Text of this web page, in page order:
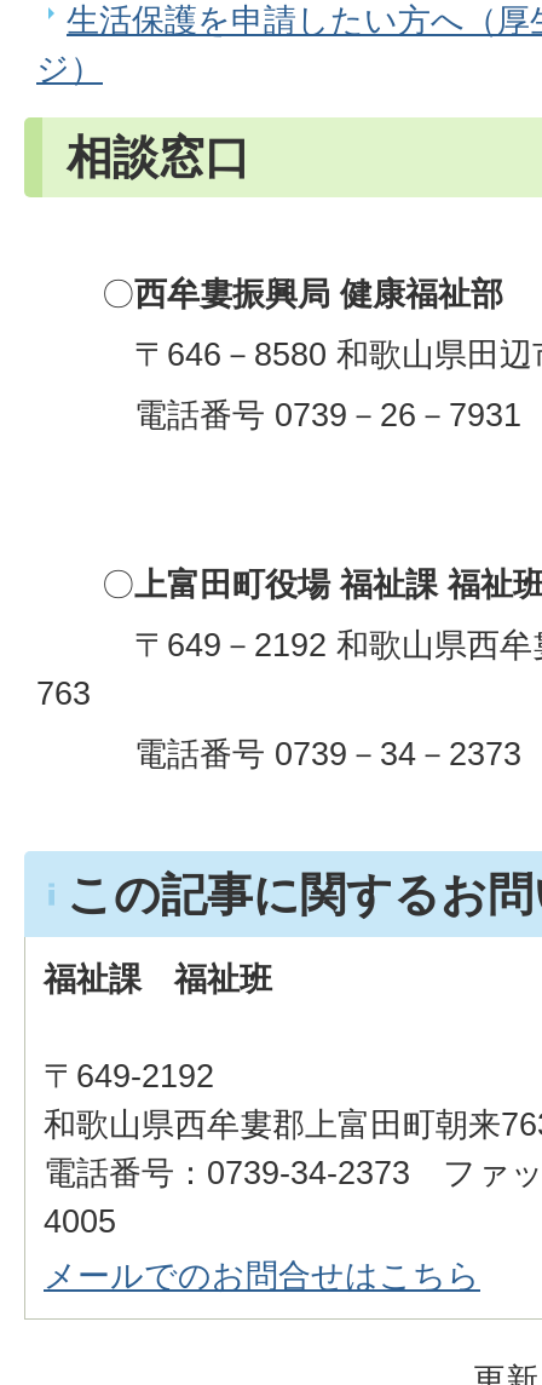
生活保護を申請したい方へ（
ジ）
相談窓口
〇西牟婁振興局 健康福祉部
〒646－8580 和歌山県田辺
電話番号 0739－26－7931
〇上富田町役場 福祉課 福祉
〒649－2192 和歌山県西牟
763
電話番号 0739－34－2373
この記事に関するお
福祉課 福祉班
〒649-2192
和歌山県西牟婁郡上富田町朝来
電話番号：0739-34-2373 ファ
4005
メールでのお問合せはこちら